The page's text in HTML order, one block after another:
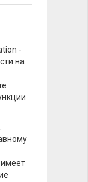
-
на